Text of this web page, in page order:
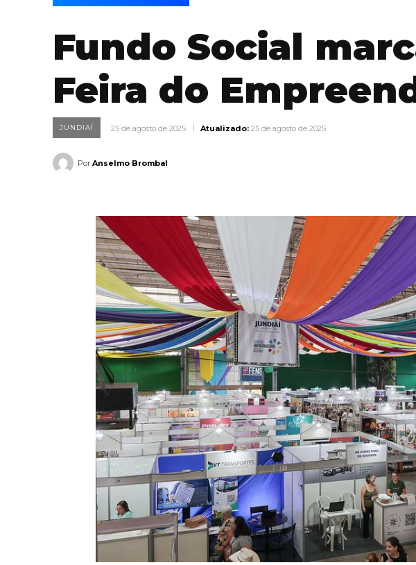
Fundo Social
Feira do
JUNDIAÍ 25 de agosto de 2025 Atualizado: 25 de agosto de 2025
Por Anselmo Brombal